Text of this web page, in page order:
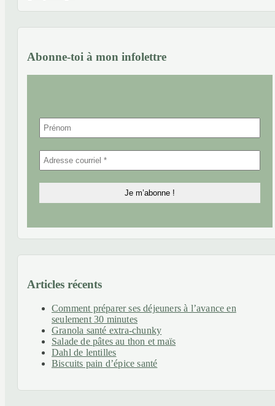
Abonne-toi à mon infolettre
Articles récents
Comment préparer ses déjeuners à l’avance en
seulement 30 minutes
Granola santé extra-chunky
Salade de pâtes au thon et maïs
Dahl de lentilles
Biscuits pain d’épice santé